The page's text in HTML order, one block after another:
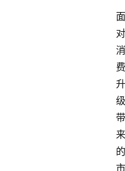
面
对
消
费
升
级
带
来
的
市